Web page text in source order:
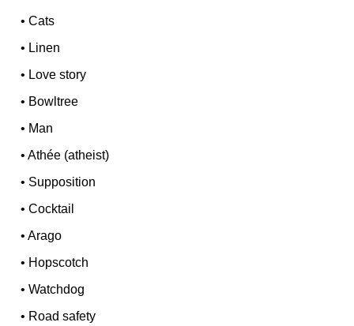
•Cats
• Linen
• Love story
• Bowltree
• Man
•Athée (atheist)
• Supposition
•Cocktail
•Arago
• Hopscotch
•Watchdog
• Road safety